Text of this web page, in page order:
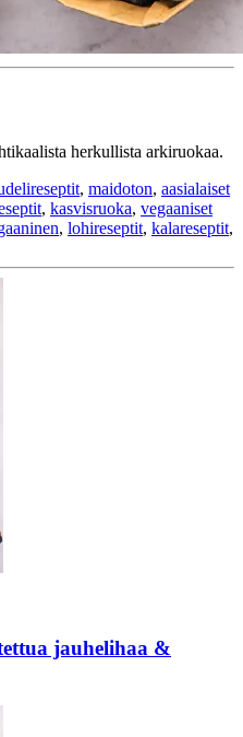
herkullista arkiruokaa.
, maidoton, aasialaiset
, kasvisruoka, vegaaniset
, lohireseptit, kalareseptit,
jauhelihaa &